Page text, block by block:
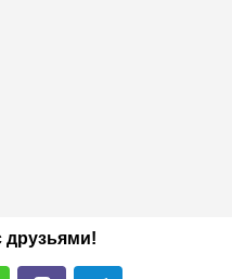
друзьями!